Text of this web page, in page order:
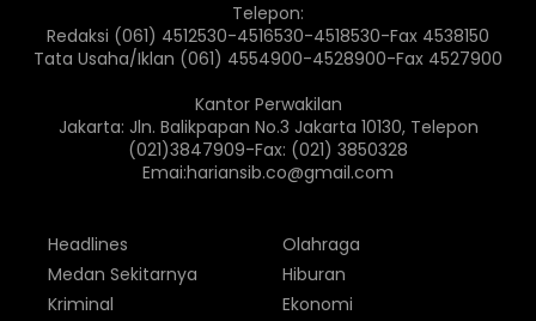
Telepon:
Redaksi (061) 4512530-4516530-4518530-Fax 4538150
Tata Usaha/Iklan (061) 4554900-4528900-Fax 4527900
Kantor Perwakilan
Jakarta: Jln. Balikpapan No.3 Jakarta 10130, Telepon
(021)3847909-Fax: (021) 3850328
Emai:hariansib.co@gmail.com
Headlines
Medan Sekitarnya
Kriminal
Olahraga
Hiburan
Ekonomi